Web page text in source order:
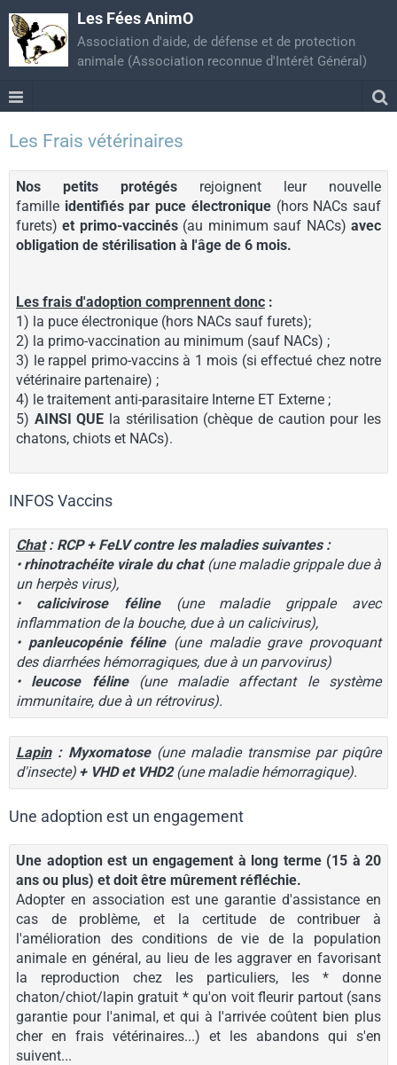
Les Fées AnimO
Association d'aide, de défense et de protection
animale (Association reconnue d'Intérêt Général)
Les Frais vétérinaires
Nos petits protégés rejoignent leur nouvelle
famille identifiés par puce électronique(hors NACs sauf
furets)et primo-vaccinés(au minimum sauf NACs)avec
obligation de stérilisation à l'âge de 6 mois.
Les frais d'adoption comprennent donc :
1) la puce électronique (hors NACs sauf furets);
2) la primo-vaccination au minimum (sauf NACs) ;
3) le rappel primo-vaccins à 1 mois (si effectué chez notre
vétérinaire partenaire) ;
4) le traitement anti-parasitaire Interne ET Externe ;
5) AINSI QUE la stérilisation (chèque de caution pour les
chatons, chiots et NACs).
INFOS Vaccins
Chat: RCP + FeLV contre les maladies suivantes :
• rhinotrachéite virale du chat(une maladie grippale due à
un herpès virus),
• calicivirose féline(une maladie grippale avec
inflammation de la bouche, due à un calicivirus),
• panleucopénie féline(une maladie grave provoquant
des diarrhées hémorragiques, due à un parvovirus)
• leucose féline(une maladie affectant le système
immunitaire, due à un rétrovirus).
Lapin: Myxomatose (une maladie transmise par piqûre
d'insecte) + VHD et VHD2(une maladie hémorragique).
Une adoption est un engagement
Une adoption est un engagement à long terme (15 à 20
ans ou plus) et doit être mûrement réfléchie.
Adopter en association est une garantie d'assistance en
cas de problème, et la certitude de contribuer à
l'amélioration des conditions de vie de la population
animale en général, au lieu de les aggraver en favorisant
la reproduction chez les particuliers, les * donne
chaton/chiot/lapin gratuit * qu'on voit fleurir partout (sans
garantie pour l'animal, et qui à l'arrivée coûtent bien plus
cher en frais vétérinaires...) et les abandons qui s'en
suivent...